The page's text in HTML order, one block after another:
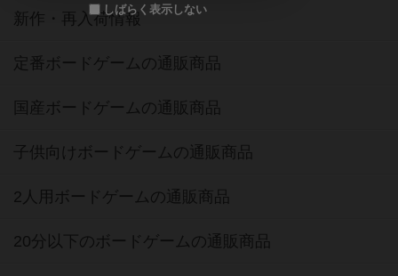
しばらく表示しない
新作・再入荷情報
定番ボードゲームの通販商品
国産ボードゲームの通販商品
子供向けボードゲームの通販商品
2人用ボードゲームの通販商品
20分以下のボードゲームの通販商品